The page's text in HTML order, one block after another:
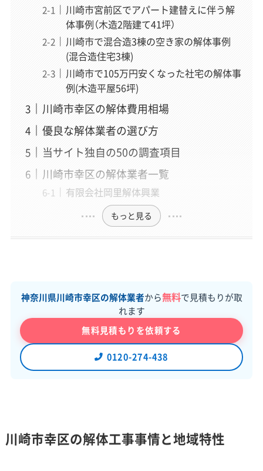
川崎市宮前区でアパート建替えに伴う解
体事例（木造2階建て41坪）
川崎市で混合造3棟の空き家の解体事例
(混合造住宅3棟)
川崎市で105万円安くなった社宅の解体事
例(木造平屋56坪)
川崎市幸区の解体費用相場
優良な解体業者の選び方
当サイト独自の50の調査項目
川崎市幸区の解体業者一覧
有限会社岡里解体興業
もっと見る
神奈川県川崎市幸区の解体業者から無料で見積もりが取
れます
無料見積もりを依頼する
0120-274-438
川崎市幸区の解体工事事情と地域特性